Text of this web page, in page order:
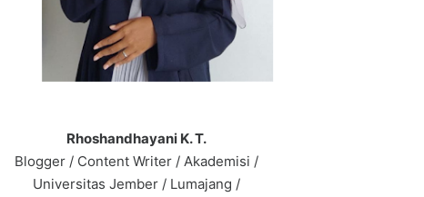
Rhoshandhayani K. T.
Blogger / Content Writer / Akademisi /
Universitas Jember / Lumajang /